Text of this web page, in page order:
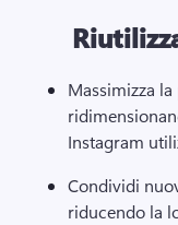
Massimizza
Condividi
riducendo la